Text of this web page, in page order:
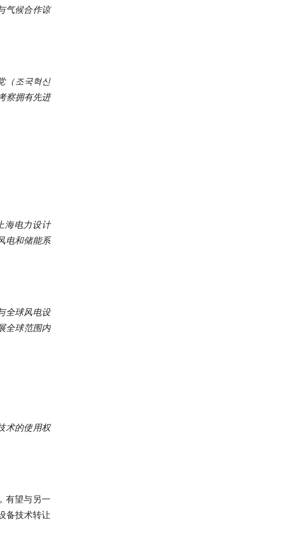
气候合作谅
（조국혁신
察拥有先进
海电力设计
电和储能系
全球风电设
全球范围内
术的使用权
有望与另一
备技术转让